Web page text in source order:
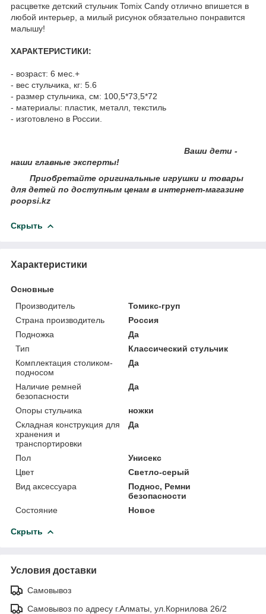
расцветке детский стульчик Tomix Candy отлично впишется в
любой интерьер, а милый рисунок обязательно понравится
малышу!
ХАРАКТЕРИСТИКИ:
- возраст: 6 мес.+
- вес стульчика, кг: 5.6
- размер стульчика, см: 100,5*73,5*72
- материалы: пластик, металл, текстиль
- изготовлено в России.
Ваши дети -
наши главные эксперты!
Приобретайте оригинальные игрушки и товары
для детей по доступным ценам в интернет-магазине
poopsi.kz
Скрыть
Характеристики
Основные
Производитель
Томикс-груп
Страна производитель
Россия
Подножка
Да
Тип
Классический стульчик
Комплектация столиком-
подносом
Да
Наличие ремней
безопасности
Да
Опоры стульчика
ножки
Складная конструкция для
хранения и
транспортировки
Да
Пол
Унисекс
Цвет
Светло-серый
Вид аксессуара
Поднос, Ремни
безопасности
Состояние
Новое
Скрыть
Условия доставки
Самовывоз
Самовывоз по адресу г.Алматы, ул.Корнилова 26/2